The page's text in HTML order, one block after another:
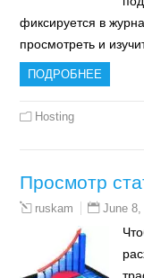
фиксируется в
просмотреть и
ПОДРОБНЕЕ
Hosting
Просмотр
ruskam June 8,